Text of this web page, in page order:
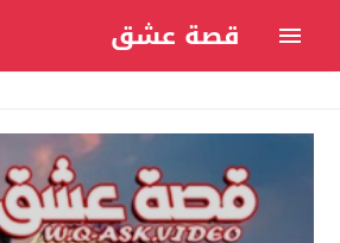
قصة عشق